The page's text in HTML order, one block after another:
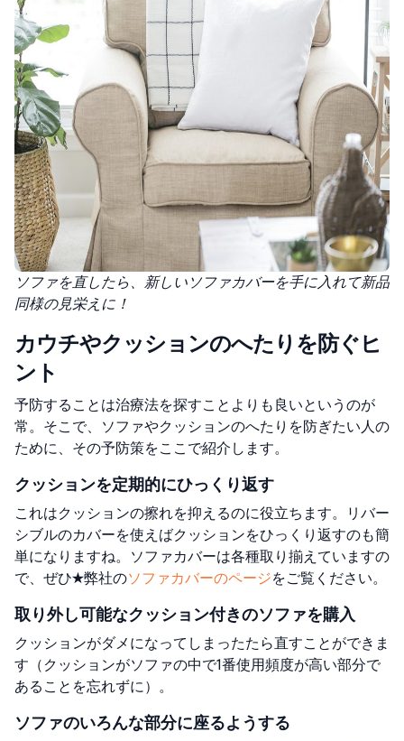
ソファを直したら、新しいソファカバーを手に入れて新品
同様の見栄えに！
カウチやクッションのへたりを防ぐヒ
ント
予防することは治療法を探すことよりも良いというのが
常。そこで、ソファやクッションのへたりを防ぎたい人の
ために、その予防策をここで紹介します。
クッションを定期的にひっくり返す
これはクッションの擦れを抑えるのに役立ちます。リバー
シブルのカバーを使えばクッションをひっくり返すのも簡
単になりますね。ソファカバーは各種取り揃えていますの
で、ぜひ★弊社のソファカバーのページをご覧ください。
取り外し可能なクッション付きのソファを購入
クッションがダメになってしまったたら直すことができま
す（クッションがソファの中で1番使用頻度が高い部分で
あることを忘れずに）。
ソファのいろんな部分に座るようする